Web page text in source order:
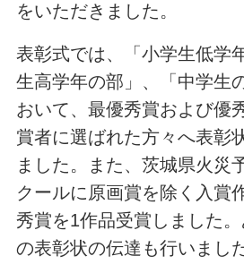
をいただきました。
表彰式では、「小学生低学
生高学年の部」、「中学生
おいて、最優秀賞および優
賞者に選ばれた方々へ表彰
ました。また、茨城県火災
クールに原画賞を除く入賞
秀賞を1作品受賞しました
の表彰状の伝達も行いました